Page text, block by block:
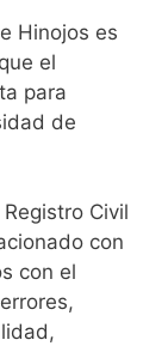
Hinojos es
el
para
de
Civil
con
con el